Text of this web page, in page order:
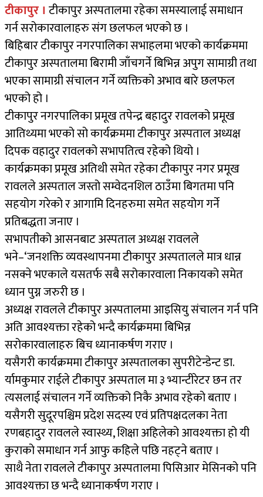
टीकापुर । टीकापुर अस्पतालमा रहेका समस्यालाई समाधान
गर्न सरोकारवालाहरु संग छलफल भएको छ ।
बिहिबार टीकापुर नगरपालिका सभाहलमा भएको कार्यक्रममा
टीकापुर अस्पतालमा बिरामी जाँचगर्ने बिभिन्न अपुग सामाग्री तथा
भएका सामाग्री संचालन गर्ने व्यक्तिको अभाव बारे छलफल
भएको हो ।
टीकापुर नगरपालिका प्रमूख तपेन्द्र बहादुर रावलको प्रमूख
आतिथ्यमा भएको सो कार्यक्रममा टीकापुर अस्पताल अध्यक्ष
दिपक वहादुर रावलको सभापतित्व रहेको थियो ।
कार्यक्रमका प्रमूख अतिथी समेत रहेका टीकापुर नगर प्रमूख
रावलले अस्पताल जस्तो सम्वेदनशिल ठाउँमा बिगतमा पनि
सहयोग गरेको र आगामि दिनहरुमा समेत सहयोग गर्ने
प्रतिबद्धता जनाए ।
सभापतीको आसनबाट अस्पताल अध्यक्ष रावलले
भने–‘जनशक्ति व्यवस्थापनमा टीकापुर अस्पतालले मात्र धान्न
नसक्ने भएकाले यसतर्फ सबै सरोकारवाला निकायको समेत
ध्यान पुग्न जरुरी छ ।
अध्यक्ष रावलले टीकापुर अस्पतालमा आइसियु संचालन गर्न पनि
अति आवश्यक्ता रहेको भन्दै कार्यक्रममा बिभिन्न
सरोकारवालाहरु बिच ध्यानाकर्षण गराए ।
यसैगरी कार्यक्रममा टीकापुर अस्पतालका सुपरीटेन्डेन्ट डा.
र्यामकुमार राईले टीकापुर अस्पताल मा ३ भ्यान्टीरेटर छन तर
त्यसलाई संचालन गर्ने व्यक्तिको निकै अभाव रहेको बताए ।
यसैगरी सुदूरपश्चिम प्रदेश सदस्य एवं प्रतिपक्षदलका नेता
रणबहादुर रावलले स्वास्थ्य, शिक्षा अहिलेको आवश्यक्ता हो यी
कुराको समाधान गर्न आफु कहिले पछि नहट्ने बताए ।
साथै नेता रावलले टीकापुर अस्पतालमा पिसिआर मेसिनको पनि
आवश्यक्ता छ भन्दै ध्यानाकर्षण गराए ।